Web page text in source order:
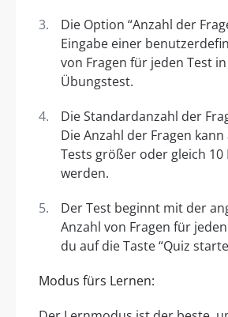
Die Option “Anzahl der
Eingabe einer
von Fragen für jeden Test
Übungstest.
Die Standardanzahl der
Die Anzahl der Fragen
Tests größer oder gleich
werden.
Der Test beginnt mit der
Anzahl von Fragen für
du auf die Taste “Quiz
Modus fürs Lernen: